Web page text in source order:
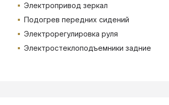
Электропривод зеркал
Подогрев передних сидений
Электрорегулировка руля
Электростеклоподъемники задние